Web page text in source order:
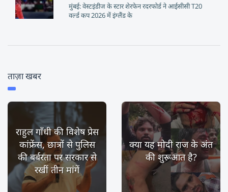
मुंबई: वेस्टइंडीज के स्टार शेरफेन रदरफोर्ड ने आईसीसी T20
वर्ल्ड कप 2026 में इंग्लैंड के
ताज़ा खबर
राहुल गाँधी की विशेष प्रेस
कांफ्रेंस, छात्रों से पुलिस
की बर्बरता पर सरकार से
रखीं तीन मांगें
क्या यह मोदी राज के अंत
की शुरूआत है?